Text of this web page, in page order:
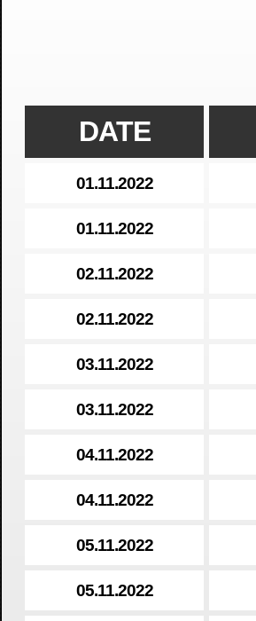
DATE
01.11.2022
01.11.2022
02.11.2022
02.11.2022
03.11.2022
03.11.2022
04.11.2022
04.11.2022
05.11.2022
05.11.2022